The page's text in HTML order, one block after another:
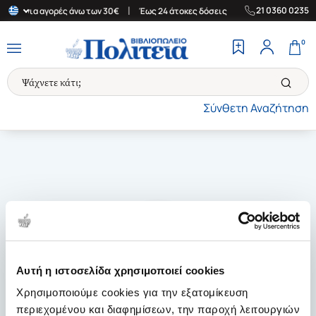
Αυτή η ιστοσελίδα χρησιμοποιεί cookies
Χρησιμοποιούμε cookies για την εξατομίκευση
περιεχομένου και διαφημίσεων, την παροχή λειτουργιών
για αγορές άνω των 30€ Έως 24 άτοκες δόσεις | Δωρεάν
21 0360 0235
Σύνθετη Αναζήτηση
0